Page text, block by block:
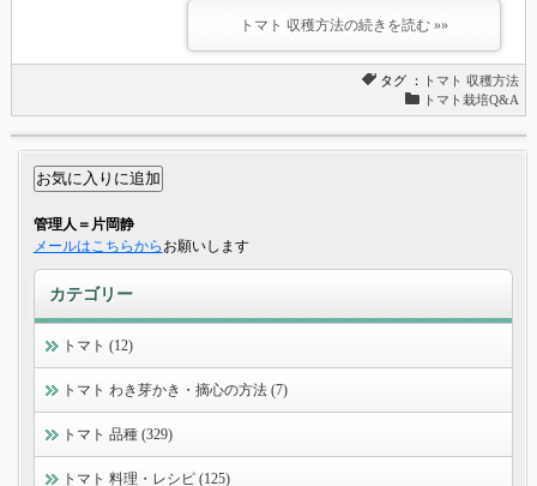
トマト 収穫方法の続きを読む »»
タグ ： トマト 収穫方法
トマト栽培Q&A
管理人＝片岡静
メールはこちらから お願いします
カテゴリー
トマト (12)
トマト わき芽かき・摘心の方法 (7)
トマト 品種 (329)
トマト 料理・レシピ (125)